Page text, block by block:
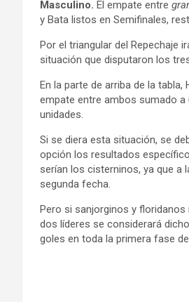
Masculino. El empate entre
y Bata listos en Semifinales,
Por el triangular del Repechaje
situación que disputaron los
En la parte de arriba de la
empate entre ambos sumado
unidades.
Si se diera esta situación, se
opción los resultados
serían los cisterninos, ya que a
segunda fecha.
Pero si sanjorginos y floridanos
dos líderes se considerará
goles en toda la primera fase